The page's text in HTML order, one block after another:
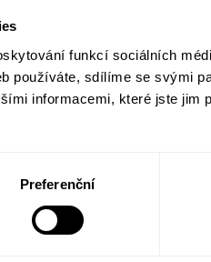
funkcí sociálních
používáte, sdílíme se svými
informacemi, které jste jim
Preferenční